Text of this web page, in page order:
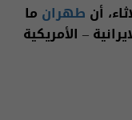
أن طهران ما
– الأمريكية